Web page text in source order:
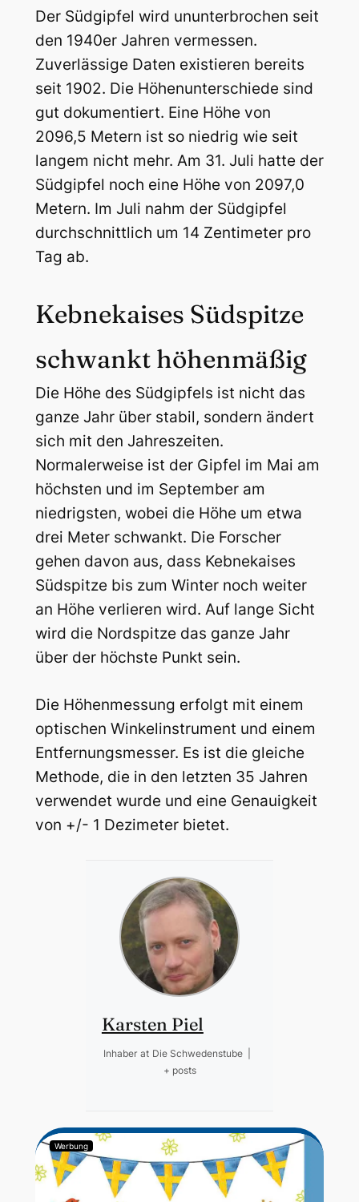
Der Südgipfel wird ununterbrochen seit
den 1940er Jahren vermessen.
Zuverlässige Daten existieren bereits
seit 1902. Die Höhenunterschiede sind
gut dokumentiert. Eine Höhe von
2096,5 Metern ist so niedrig wie seit
langem nicht mehr. Am 31. Juli hatte der
Südgipfel noch eine Höhe von 2097,0
Metern. Im Juli nahm der Südgipfel
durchschnittlich um 14 Zentimeter pro
Tag ab.
Kebnekaises Südspitze
schwankt höhenmäßig
Die Höhe des Südgipfels ist nicht das
ganze Jahr über stabil, sondern ändert
sich mit den Jahreszeiten.
Normalerweise ist der Gipfel im Mai am
höchsten und im September am
niedrigsten, wobei die Höhe um etwa
drei Meter schwankt. Die Forscher
gehen davon aus, dass Kebnekaises
Südspitze bis zum Winter noch weiter
an Höhe verlieren wird. Auf lange Sicht
wird die Nordspitze das ganze Jahr
über der höchste Punkt sein.
Die Höhenmessung erfolgt mit einem
optischen Winkelinstrument und einem
Entfernungsmesser. Es ist die gleiche
Methode, die in den letzten 35 Jahren
verwendet wurde und eine Genauigkeit
von +/- 1 Dezimeter bietet.
Karsten Piel
Inhaber at Die Schwedenstube
+ posts
Werbung